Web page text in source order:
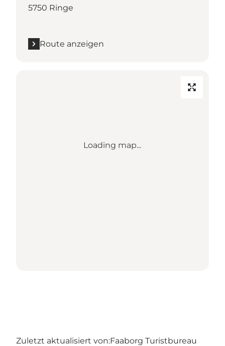
5750 Ringe
Route anzeigen
Loading map...
Zuletzt aktualisiert von:Faaborg Turistbureau